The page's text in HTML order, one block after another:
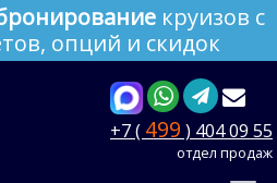
круизов с
опций и скидок
+7 ( 499 ) 404 09 55
отдел продаж